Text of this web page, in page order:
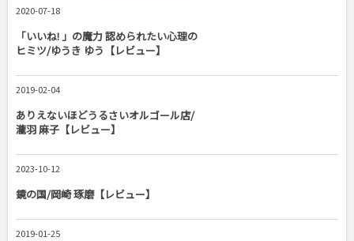
2020-07-18
「いいね! 」の魔力 認められたい心理の
ヒミツ/ゆうき ゆう【レビュー】
2019-02-04
ありえないほどうるさいオルゴール店/
瀧羽 麻子【レビュー】
2023-10-12
鏡の国/岡崎 琢磨【レビュー】
2019-01-25